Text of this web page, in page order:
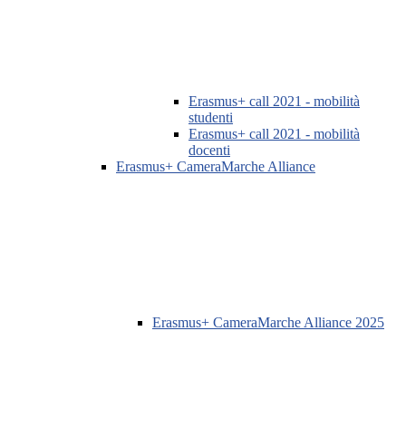
Erasmus+ call 2021 - mobilità
studenti
Erasmus+ call 2021 - mobilità
docenti
Erasmus+ CameraMarche Alliance
Erasmus+ CameraMarche Alliance 2025